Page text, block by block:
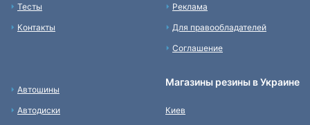
Тесты
Контакты
Реклама
Для правообладателей
Соглашение
Автошины
Автодиски
Магазины резины в Украине
Киев